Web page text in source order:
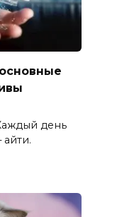
день